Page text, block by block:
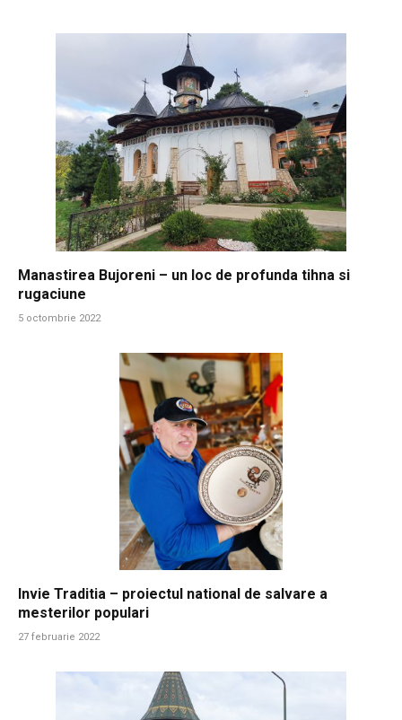
Manastirea Bujoreni – un loc de profunda tihna si
rugaciune
5 octombrie 2022
Invie Traditia – proiectul national de salvare a
mesterilor populari
27 februarie 2022